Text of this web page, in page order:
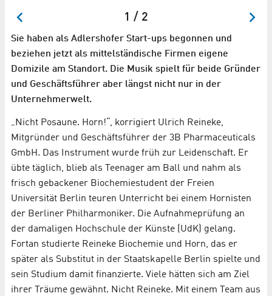
1 / 2
Sie haben als Adlershofer Start-ups begonnen und
beziehen jetzt als mittelständische Firmen eigene
Domizile am Standort. Die Musik spielt für beide Gründer
und Geschäftsführer aber längst nicht nur in der
Unternehmerwelt.
„Nicht Posaune. Horn!“, korrigiert Ulrich Reineke,
Mitgründer und Geschäftsführer der 3B Pharmaceuticals
GmbH. Das Instrument wurde früh zur Leidenschaft. Er
übte täglich, blieb als Teenager am Ball und nahm als
frisch gebackener Biochemiestudent der Freien
Universität Berlin teuren Unterricht bei einem Hornisten
der Berliner Philharmoniker. Die Aufnahmeprüfung an
der damaligen Hochschule der Künste (UdK) gelang.
Fortan studierte Reineke Biochemie und Horn, das er
später als Substitut in der Staatskapelle Berlin spielte und
sein Studium damit finanzierte. Viele hätten sich am Ziel
ihrer Träume gewähnt. Nicht Reineke. Mit einem Team aus